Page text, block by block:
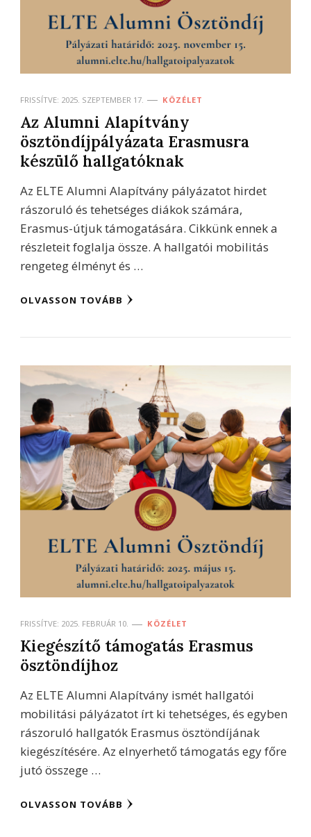
FRISSÍTVE: 2025. SZEPTEMBER 17. KÖZÉLET
Az Alumni Alapítvány
ösztöndíjpályázata Erasmusra
készülő hallgatóknak
Az ELTE Alumni Alapítvány pályázatot hirdet
rászoruló és tehetséges diákok számára,
Erasmus-útjuk támogatására. Cikkünk ennek a
részleteit foglalja össze. A hallgatói mobilitás
rengeteg élményt és …
OLVASSON TOVÁBB
FRISSÍTVE: 2025. FEBRUÁR 10. KÖZÉLET
Kiegészítő támogatás Erasmus
ösztöndíjhoz
Az ELTE Alumni Alapítvány ismét hallgatói
mobilitási pályázatot írt ki tehetséges, és egyben
rászoruló hallgatók Erasmus ösztöndíjának
kiegészítésére. Az elnyerhető támogatás egy főre
jutó összege …
OLVASSON TOVÁBB